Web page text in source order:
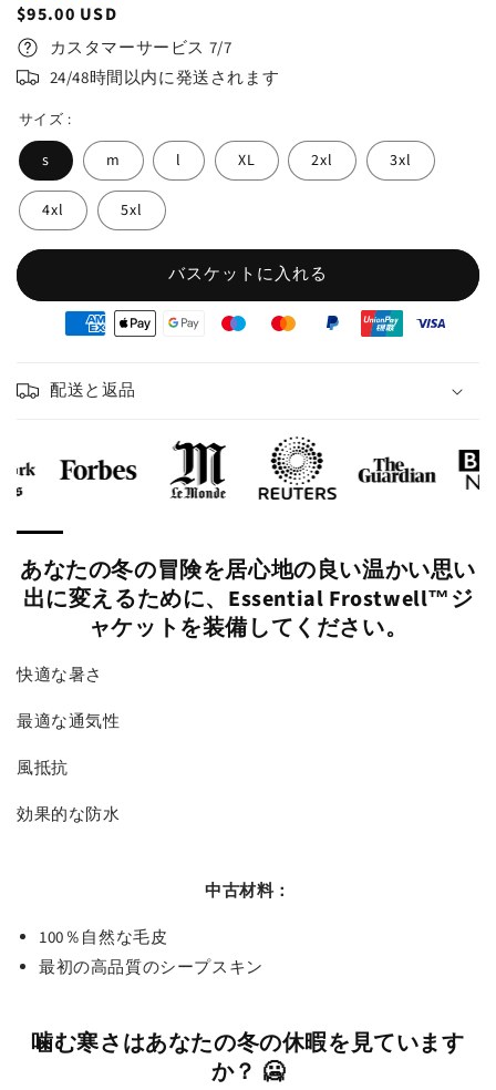
通
常
価
格
$95.00 USD
カスタマーサービス 7/7
24/48時間以内に発送されます
サイズ :
s m l XL 2xl 3xl
4xl 5xl
バスケットに入れる
配送と返品
あなたの冬の冒険を居心地の良い温かい思い
出に変えるために、Essential Frostwell™ジ
ャケットを装備してください。
快適な暑さ
最適な通気性
風抵抗
効果的な防水
中古材料：
100％自然な毛皮
最初の高品質のシープスキン
噛む寒さはあなたの冬の休暇を見ています
か？ 🥶